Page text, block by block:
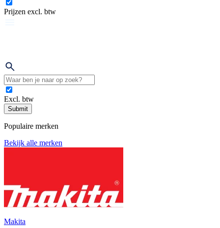
Prijzen excl. btw
Excl. btw
Submit
Populaire merken
Bekijk alle merken
Makita